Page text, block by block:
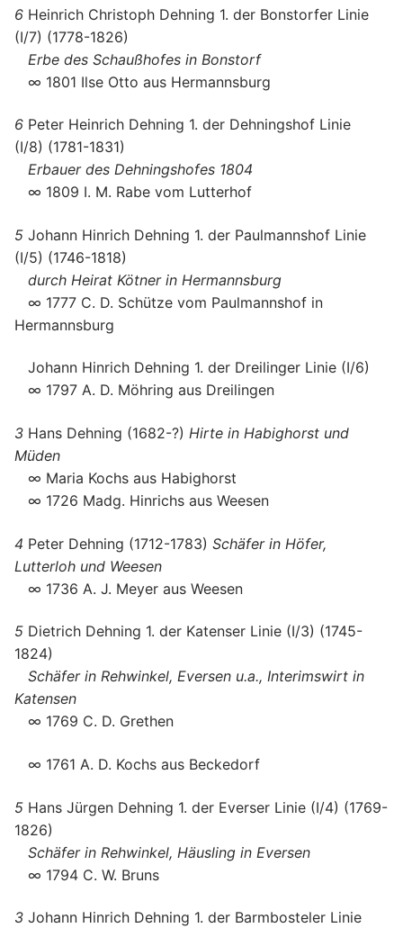
6 Heinrich Christoph Dehning 1. der Bonstorfer Linie
(I/7) (1778-1826)
Erbe des Schaußhofes in Bonstorf
∞ 1801 Ilse Otto aus Hermannsburg
6 Peter Heinrich Dehning 1. der Dehningshof Linie
(I/8) (1781-1831)
Erbauer des Dehningshofes 1804
∞ 1809 I. M. Rabe vom Lutterhof
5 Johann Hinrich Dehning 1. der Paulmannshof Linie
(I/5) (1746-1818)
durch Heirat Kötner in Hermannsburg
∞ 1777 C. D. Schütze vom Paulmannshof in
Hermannsburg
Johann Hinrich Dehning 1. der Dreilinger Linie (I/6)
∞ 1797 A. D. Möhring aus Dreilingen
3 Hans Dehning (1682-?) Hirte in Habighorst und
Müden
∞ Maria Kochs aus Habighorst
∞ 1726 Madg. Hinrichs aus Weesen
4 Peter Dehning (1712-1783) Schäfer in Höfer,
Lutterloh und Weesen
∞ 1736 A. J. Meyer aus Weesen
5 Dietrich Dehning 1. der Katenser Linie (I/3) (1745-
1824)
Schäfer in Rehwinkel, Eversen u.a., Interimswirt in
Katensen
∞ 1769 C. D. Grethen
∞ 1761 A. D. Kochs aus Beckedorf
5 Hans Jürgen Dehning 1. der Everser Linie (I/4) (1769-
1826)
Schäfer in Rehwinkel, Häusling in Eversen
∞ 1794 C. W. Bruns
3 Johann Hinrich Dehning 1. der Barmbosteler Linie